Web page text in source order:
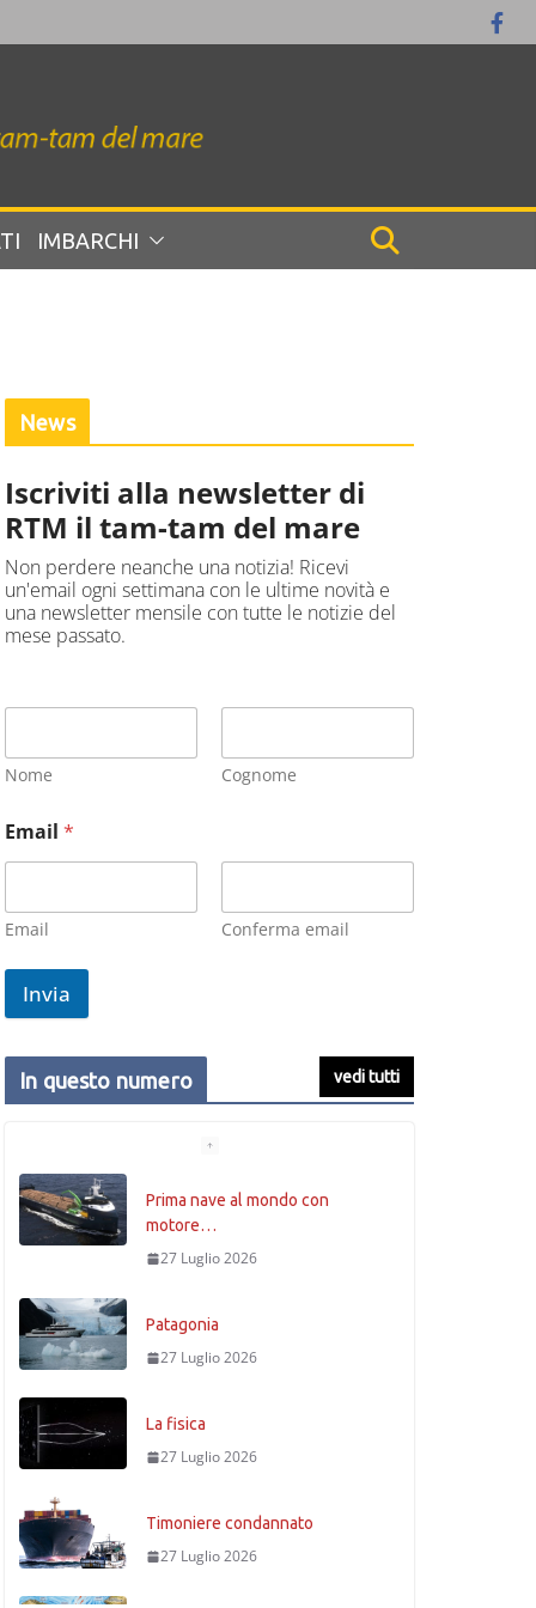
IMBARCHI
News
Iscriviti alla newsletter di
RTM il tam-tam del mare
Non perdere neanche una notizia! Ricevi
un'email ogni settimana con le ultime novità e
una newsletter mensile con tutte le notizie del
mese passato.
Nome Cognome
Email *
Email Conferma email
Invia
In questo numero vedi tutti
Prima nave al mondo con
motore…
27 Luglio 2026
Patagonia
27 Luglio 2026
La fisica
27 Luglio 2026
Timoniere condannato
27 Luglio 2026